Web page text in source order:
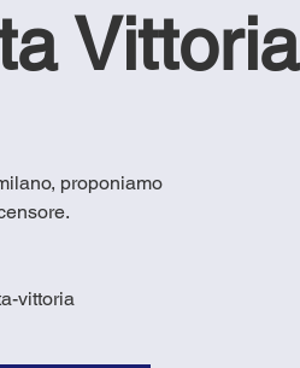
Vittoria
proponiamo
vittoria